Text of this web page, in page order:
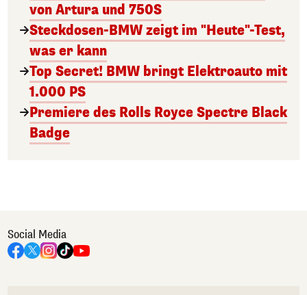
von Artura und 750S
Steckdosen-BMW zeigt im "Heute"-Test,
was er kann
Top Secret! BMW bringt Elektroauto mit
1.000 PS
Premiere des Rolls Royce Spectre Black
Badge
Social Media